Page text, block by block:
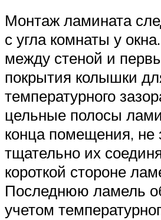
Монтаж ламината
с угла комнаты у
между стеной и
покрытия колышки
температурного
цельные полосы
конца помещения, не
тщательно их
короткой стороне
Последнюю ламель
учетом